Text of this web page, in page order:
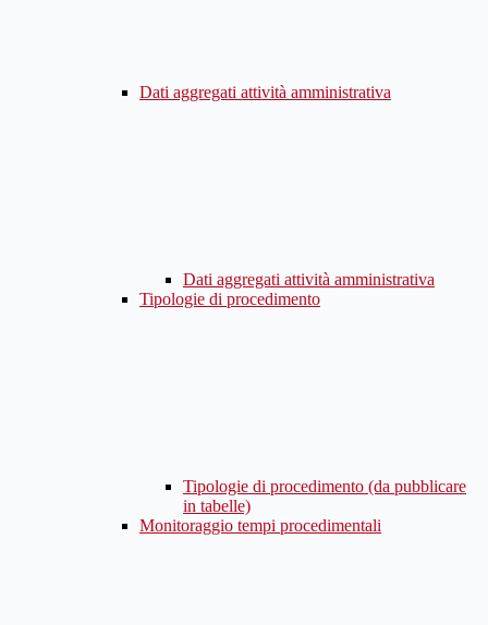
Dati aggregati attività amministrativa
Dati aggregati attività amministrativa
Tipologie di procedimento
Tipologie di procedimento (da pubblicare
in tabelle)
Monitoraggio tempi procedimentali